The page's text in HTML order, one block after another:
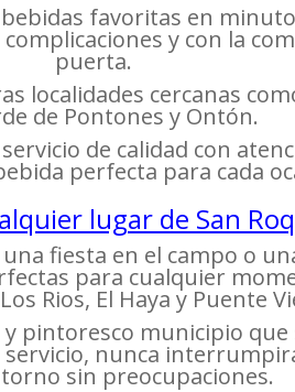
favoritas en
y con la
puerta.
localidades cercanas
de Pontones y Ontón.
de calidad con
perfecta para cada
lugar de San
fiesta en el campo o
para cualquier
Rios, El Haya y Puente
pintoresco municipio
nunca
sin preocupaciones.